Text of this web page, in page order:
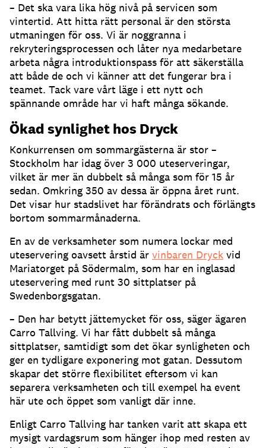
– Det ska vara lika hög nivå på servicen som
vintertid. Att hitta rätt personal är den största
utmaningen för oss. Vi är noggranna i
rekryteringsprocessen och låter nya medarbetare
arbeta några introduktionspass för att säkerställa
att både de och vi känner att det fungerar bra i
teamet. Tack vare vårt läge i ett nytt och
spännande område har vi haft många sökande.
Ökad synlighet hos Dryck
Konkurrensen om sommargästerna är stor –
Stockholm har idag över 3 000 uteserveringar,
vilket är mer än dubbelt så många som för 15 år
sedan. Omkring 350 av dessa är öppna året runt.
Det visar hur stadslivet har förändrats och förlängts
bortom sommarmånaderna.
En av de verksamheter som numera lockar med
uteservering oavsett årstid är vinbaren Dryck vid
Mariatorget på Södermalm, som har en inglasad
uteservering med runt 30 sittplatser på
Swedenborgsgatan.
– Den har betytt jättemycket för oss, säger ägaren
Carro Tallving. Vi har fått dubbelt så många
sittplatser, samtidigt som det ökar synligheten och
ger en tydligare exponering mot gatan. Dessutom
skapar det större flexibilitet eftersom vi kan
separera verksamheten och till exempel ha event
här ute och öppet som vanligt där inne.
Enligt Carro Tallving har tanken varit att skapa ett
mysigt vardagsrum som hänger ihop med resten av